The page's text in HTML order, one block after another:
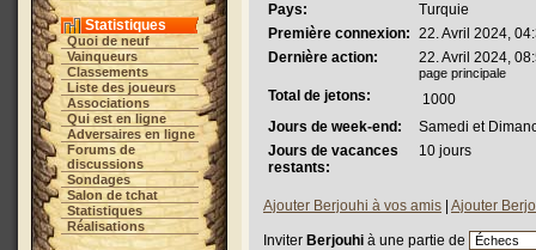
Statistiques
Quoi de neuf
Vainqueurs
Classements
Liste des joueurs
Associations
Qui est en ligne
Adversaires en ligne
Forums de
discussions
Sondages
Salon de tchat
Statistiques
Réalisations
Pays:
Turquie
Première connexion: 22. Avril 2024,
Dernière action:
22. Avril 2024,
page principale
Total de jetons:
1000
Jours de week-end:
Samedi et
Jours de vacances
restants:
10 jours
Ajouter Berjouhi à vos amis Ajouter
Inviter Berjouhi à une partie de